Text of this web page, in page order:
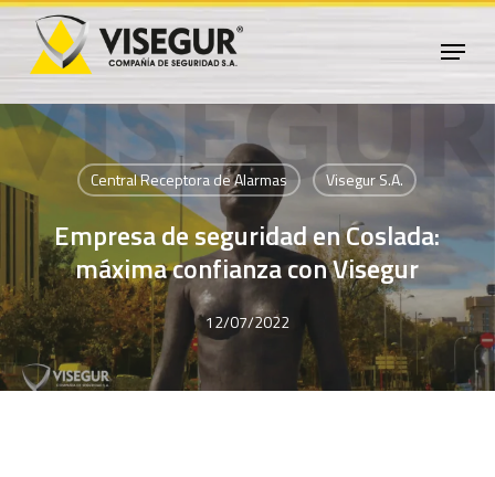
Skip
main
content
Menu
Central Receptora de Alarmas Visegur S.A.
Empresa de seguridad en Coslada:
máxima confianza con Visegur
12/07/2022
Close
Menu